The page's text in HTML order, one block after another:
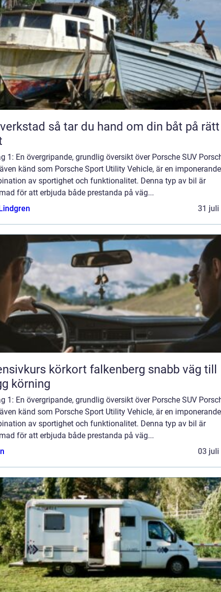
tar du hand om din båt på rätt
1: En övergripande, grundlig översikt över Porsche SUV
även känd som Porsche Sport Utility Vehicle, är en imponerande
av sportighet och funktionalitet. Denna typ av bil är
för att erbjuda både prestanda på väg...
31 juli
körkort falkenberg snabb väg till
körning
1: En övergripande, grundlig översikt över Porsche SUV
även känd som Porsche Sport Utility Vehicle, är en imponerande
av sportighet och funktionalitet. Denna typ av bil är
för att erbjuda både prestanda på väg...
03 juli